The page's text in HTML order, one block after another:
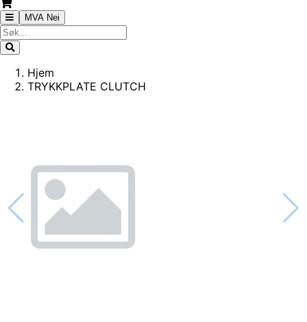
MVA Nei
Hjem
TRYKKPLATE CLUTCH